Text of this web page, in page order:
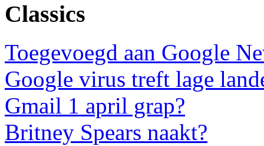
Classics
Toegevoegd aan Google
Google virus treft lage
Gmail 1 april grap?
Britney Spears naakt?